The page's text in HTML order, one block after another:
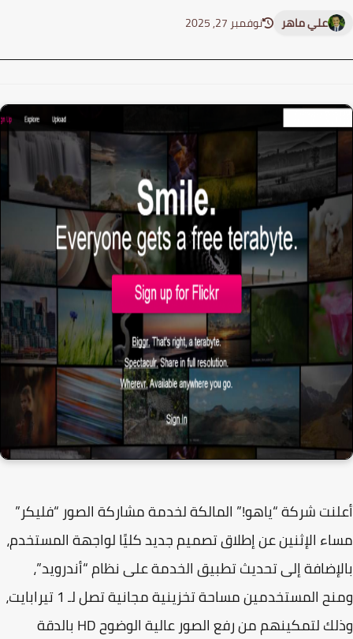
علي ماهر نوفمبر 27, 2025
شركة “ياهو!” المالكة لخدمة مشاركة الصور “فليكر”
الإثنين عن إطلاق تصميم جديد كليًا لواجهة المستخدم،
إلى تحديث تطبيق الخدمة على نظام “أندرويد”،
ومنح المستخدمين مساحة تخزينية مجانية تصل لـ 1 تيرابايت،
وذلك لتمكينهم من رفع الصور عالية الوضوح HD بالدقة